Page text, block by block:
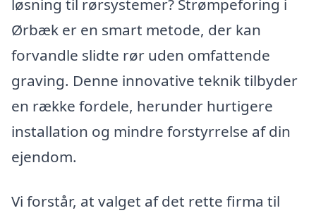
løsning til rørsystemer? Strømpeforing i
Ørbæk er en smart metode, der kan
forvandle slidte rør uden omfattende
graving. Denne innovative teknik tilbyder
en række fordele, herunder hurtigere
installation og mindre forstyrrelse af din
ejendom.
Vi forstår, at valget af det rette firma til